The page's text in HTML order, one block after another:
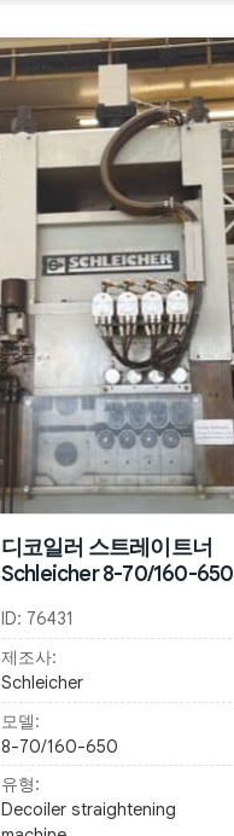
디코일러 스트레이트너
Schleicher 8-70/160-650
ID: 76431
제조사:
Schleicher
모델:
8-70/160-650
유형:
Decoiler straightening